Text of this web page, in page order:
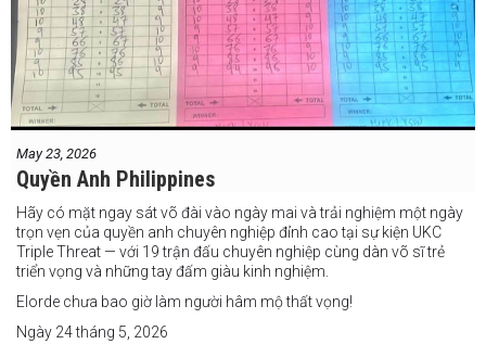
May 23, 2026
Quyền Anh Philippines
Hãy có mặt ngay sát võ đài vào ngày mai và trải nghiệm một ngày
trọn vẹn của quyền anh chuyên nghiệp đỉnh cao tại sự kiện UKC
Triple Threat — với 19 trận đấu chuyên nghiệp cùng dàn võ sĩ trẻ
triển vọng và những tay đấm giàu kinh nghiệm.
Elorde chưa bao giờ làm người hâm mộ thất vọng!
Ngày 24 tháng 5, 2026